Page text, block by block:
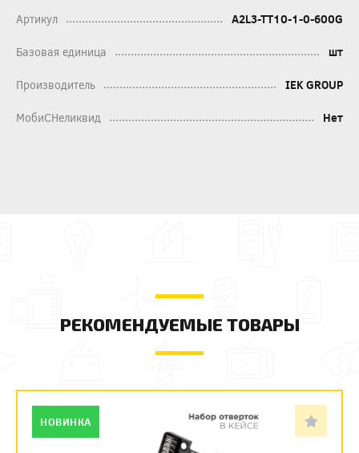
Артикул A2L3-TT10-1-0-600G
Базовая единица шт
Производитель IEK GROUP
МобиСНеликвид Нет
РЕКОМЕНДУЕМЫЕ ТОВАРЫ
НОВИНКА